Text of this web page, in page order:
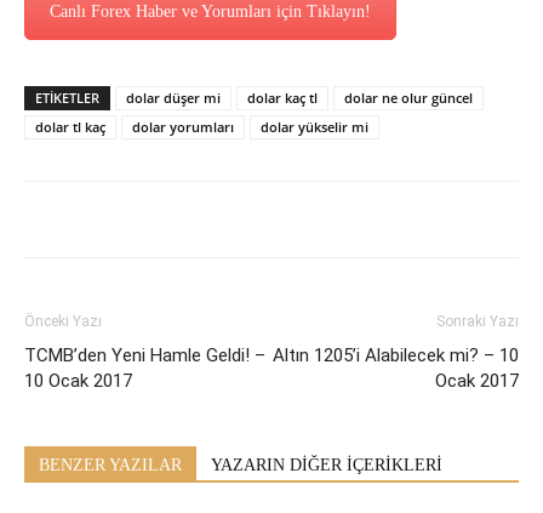
Canlı Forex Haber ve Yorumları için Tıklayın!
ETİKETLER dolar düşer mi dolar kaç tl
dolar ne olur güncel
dolar tl kaç
dolar yorumları dolar yükselir mi
Önceki Yazı
TCMB’den Yeni Hamle Geldi! –
10 Ocak 2017
Sonraki Yazı
Altın 1205’i Alabilecek mi? – 10
Ocak 2017
BENZER YAZILAR YAZARIN DİĞER İÇERİKLERİ